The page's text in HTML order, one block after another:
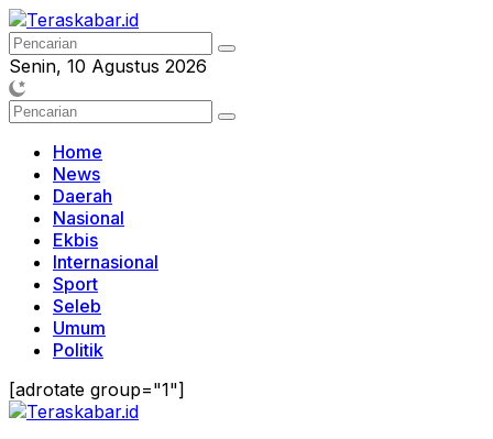
Langsung
ke
konten
Senin, 10 Agustus 2026
Home
News
Daerah
Nasional
Ekbis
Internasional
Sport
Seleb
Umum
Politik
[adrotate group="1"]